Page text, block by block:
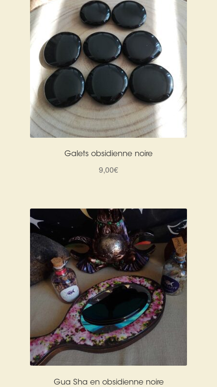
Galets obsidienne noire
9,00€
Gua Sha en obsidienne noire